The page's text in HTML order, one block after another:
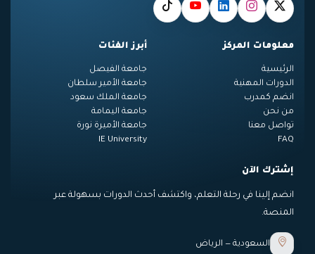
معلومات المركز
الرئيسية
الدورات المهنية
انضم كمدرب
من نحن
تواصل معنا
FAQ
أبرز الفئات
جامعة الفيصل
جامعة الأمير سلطان
جامعة الملك سعود
جامعة اليمامة
جامعة الأميرة نورة
IE University
إشترك الآن
انضم إلينا في رحلة التعلم، واكتشف أحدث الدورات بسهولة عبر
المنصة.
السعودية — الرياض